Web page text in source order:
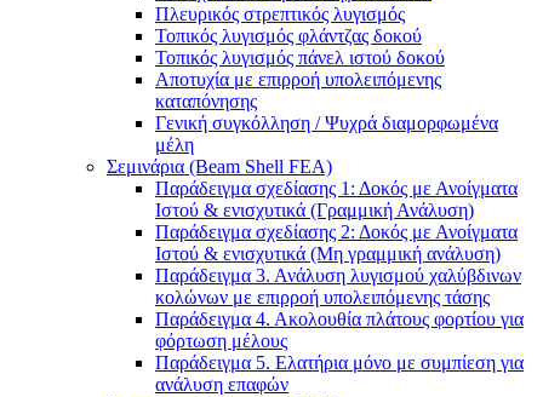
Πλευρικός στρεπτικός λυγισμός
Τοπικός λυγισμός φλάντζας δοκού
Τοπικός λυγισμός πάνελ ιστού δοκού
Αποτυχία με επιρροή υπολειπόμενης
καταπόνησης
Γενική συγκόλληση / Ψυχρά διαμορφωμένα
μέλη
Σεμινάρια (Beam Shell FEA)
Παράδειγμα σχεδίασης 1: Δοκός με Ανοίγματα
Ιστού & ενισχυτικά (Γραμμική Ανάλυση)
Παράδειγμα σχεδίασης 2: Δοκός με Ανοίγματα
Ιστού & ενισχυτικά (Μη γραμμική ανάλυση)
Παράδειγμα 3. Ανάλυση λυγισμού χαλύβδινων
κολώνων με επιρροή υπολειπόμενης τάσης
Παράδειγμα 4. Ακολουθία πλάτους φορτίου για
φόρτωση μέλους
Παράδειγμα 5. Ελατήρια μόνο με συμπίεση για
ανάλυση επαφών